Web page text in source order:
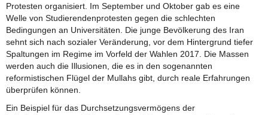
Protesten organisiert. Im September und Oktober gab es eine
Welle von Studierendenprotesten gegen die schlechten
Bedingungen an Universitäten. Die junge Bevölkerung des Iran
sehnt sich nach sozialer Veränderung, vor dem Hintergrund tiefer
Spaltungen im Regime im Vorfeld der Wahlen 2017. Die Massen
werden auch die Illusionen, die es in den sogenannten
reformistischen Flügel der Mullahs gibt, durch reale Erfahrungen
überprüfen können.
Ein Beispiel für das Durchsetzungsvermögens der